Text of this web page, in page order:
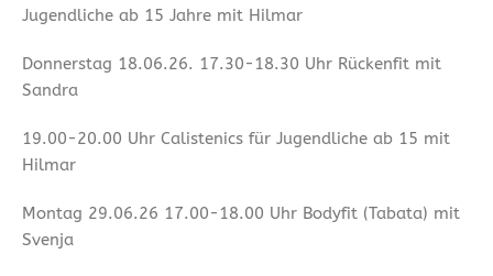
Jugendliche ab 15 Jahre mit Hilmar
Donnerstag 18.06.26. 17.30-18.30 Uhr Rückenfit mit
Sandra
19.00-20.00 Uhr Calistenics für Jugendliche ab 15 mit
Hilmar
Montag 29.06.26 17.00-18.00 Uhr Bodyfit (Tabata) mit
Svenja